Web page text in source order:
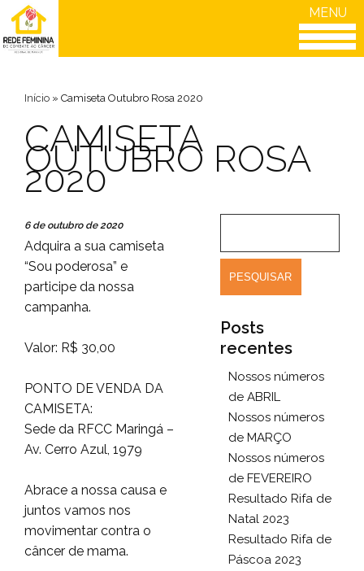
MENU
Início » Camiseta Outubro Rosa 2020
CAMISETA
OUTUBRO ROSA
2020
6 de outubro de 2020
Adquira a sua camiseta
“Sou poderosa” e
participe da nossa
campanha.
Valor: R$ 30,00
PONTO DE VENDA DA
CAMISETA:
Sede da RFCC Maringá –
Av. Cerro Azul, 1979
Abrace a nossa causa e
juntos vamos nos
movimentar contra o
câncer de mama.
Posts
recentes
Nossos números
de ABRIL
Nossos números
de MARÇO
Nossos números
de FEVEREIRO
Resultado Rifa de
Natal 2023
Resultado Rifa de
Páscoa 2023